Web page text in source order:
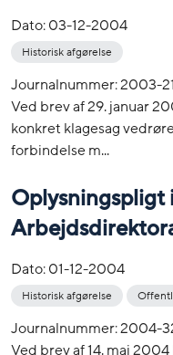
Dato:03-12-2004
Historisk afgørelse
Journalnummer: 2003-
Ved brev af 29. januar
konkret klagesag
forbindelse m...
Oplysningspligt
Dato:01-12-2004
Historisk afgørelse
Journalnummer: 2004-
Ved brev af 14. maj